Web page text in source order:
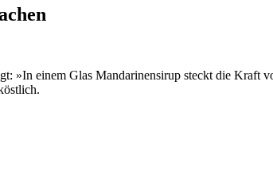
»In einem Glas Mandarinensirup steckt die